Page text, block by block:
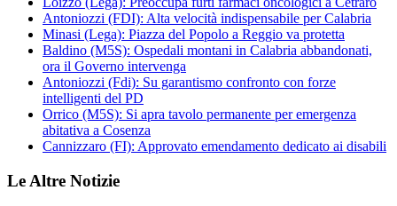
Antoniozzi (FDI): Alta velocità indispensabile per Calabria
Minasi (Lega): Piazza del Popolo a Reggio va protetta
Baldino (M5S): Ospedali montani in Calabria abbandonati,
ora il Governo intervenga
Antoniozzi (Fdi): Su garantismo confronto con forze
intelligenti del PD
Orrico (M5S): Si apra tavolo permanente per emergenza
abitativa a Cosenza
Cannizzaro (FI): Approvato emendamento dedicato ai disabili
Le Altre Notizie